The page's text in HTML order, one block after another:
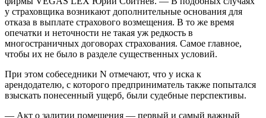
у страховщика возникают дополнительные основания для
отказа в выплате страхового возмещения. В то же время
опечатки и неточности не такая уж редкость в
многостраничных договорах страхования. Самое главное,
чтобы их не было в разделе существенных условий.
При этом собеседники N отмечают, что у иска к
арендодателю, с которого предприниматель также попытался
взыскать понесенный ущерб, были судебные перспективы.
— Акт о залитии помещения — первый и самый важный